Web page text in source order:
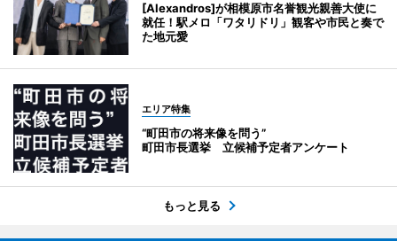
[Alexandros]が相模原市名誉観光親善大使に
就任！駅メロ「ワタリドリ」観客や市民と奏で
た地元愛
エリア特集
“町田市の将来像を問う”
町田市長選挙 立候補予定者アンケート
もっと見る